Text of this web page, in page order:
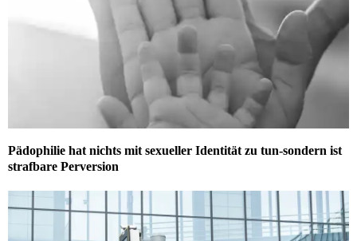
Pädophilie hat nichts mit sexueller Identität zu tun-sondern ist
strafbare Perversion